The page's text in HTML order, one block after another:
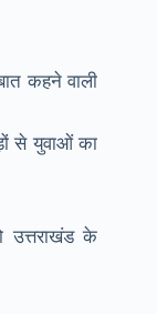
कहने वाली
से युवाओं का
उत्तराखंड के